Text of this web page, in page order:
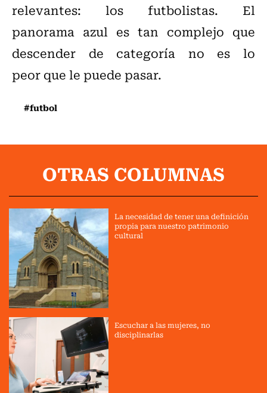
relevantes: los futbolistas. El
panorama azul es tan complejo que
descender de categoría no es lo
peor que le puede pasar.
#futbol
OTRAS COLUMNAS
La necesidad de tener una definición
propia para nuestro patrimonio
cultural
Escuchar a las mujeres, no
disciplinarlas